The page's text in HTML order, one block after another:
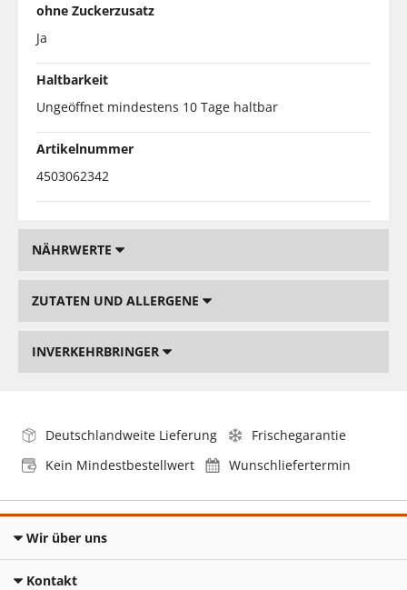
ohne Zuckerzusatz
Ja
Haltbarkeit
Ungeöffnet mindestens 10 Tage haltbar
Artikelnummer
4503062342
NÄHRWERTE
ZUTATEN UND ALLERGENE
INVERKEHRBRINGER
Deutschlandweite Lieferung
Frischegarantie
Kein Mindestbestellwert
Wunschliefertermin
Wir über uns
Kontakt